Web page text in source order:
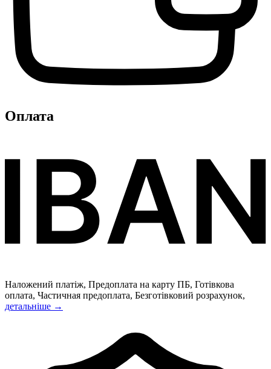
Оплата
Наложений платіж, Предоплата на карту ПБ, Готівкова
оплата, Частичная предоплата, Безготівковий розрахунок,
детальніше →